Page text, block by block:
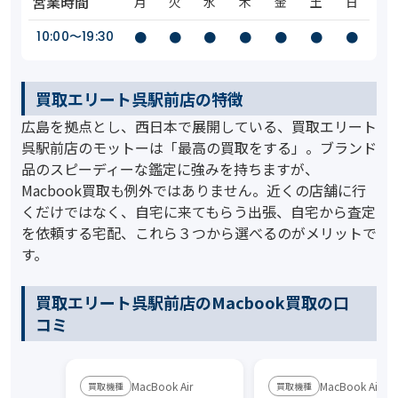
10:00〜19:30
● ● ● ● ● ● ●
買取エリート呉駅前店の特徴
広島を拠点とし、西日本で展開している、買取エリート
呉駅前店のモットーは「最高の買取をする」。ブランド
品のスピーディーな鑑定に強みを持ちますが、
Macbook買取も例外ではありません。近くの店舗に行
くだけではなく、自宅に来てもらう出張、自宅から査定
を依頼する宅配、これら３つから選べるのがメリットで
す。
買取エリート呉駅前店のMacbook買取の口
コミ
MacBook Air MacBook Air